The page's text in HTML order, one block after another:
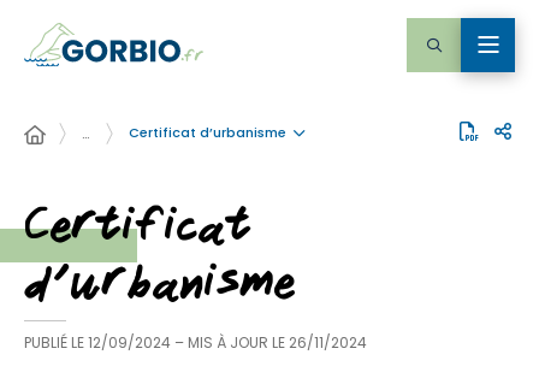
… Certificat d’urbanisme
Certificat
d’urbanisme
PUBLIÉ LE12/09/2024 – MIS À JOUR LE 26/11/2024